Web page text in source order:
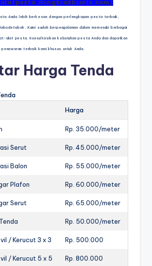
Anda lebih berkesan dengan perlengkapan pesta terbaik,
Kami sudah berpengalaman dalam memenuhi berbagai
alat pesta. Konsultasikan kebutuhan pesta Anda dan dapatkan
penawaran terbaik kami khusus untuk Anda.
Harga Tenda
Harga
Rp. 35.000/meter
Serut Rp. 45.000/meter
Balon Rp. 55.000/meter
Plafon Rp. 60.000/meter
Serut Rp. 65.000/meter
Rp. 50.000/meter
/ Kerucut 3 x 3 Rp. 500.000
/ Kerucut 5 x 5 Rp. 800.000